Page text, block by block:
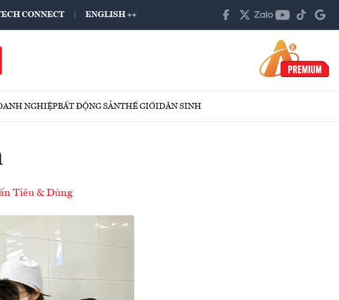
CONNECT ENGLISH ++
NGHIỆPBẤT ĐỘNG SẢNTHẾ GIỚIDÂN SINH
Tiêu & Dùng